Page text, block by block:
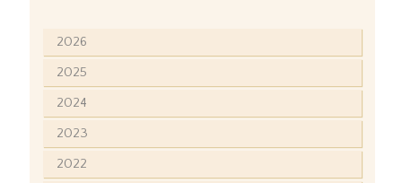
2026
2025
2024
2023
2022